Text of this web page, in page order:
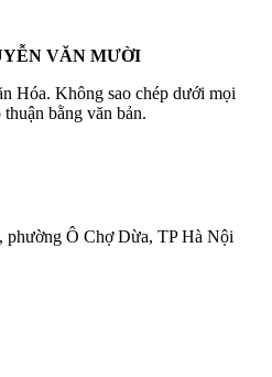
VĂN MƯỜI
Hóa. Không sao chép dưới mọi
bằng văn bản.
phường Ô Chợ Dừa, TP Hà Nội